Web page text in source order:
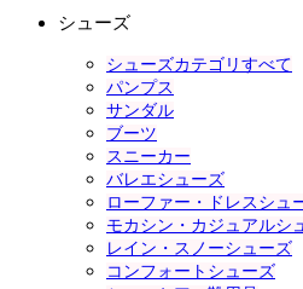
シューズ
シューズカテゴリすべて
パンプス
サンダル
ブーツ
スニーカー
バレエシューズ
ローファー・ドレスシュ
モカシン・カジュアルシ
レイン・スノーシューズ
コンフォートシューズ